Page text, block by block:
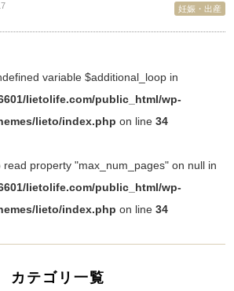
妊娠・出産
variable $additional_loop in
lietolife.com/public_html/wp-
lieto/index.php on line 34
read property "max_num_pages" on null in
lietolife.com/public_html/wp-
lieto/index.php on line 34
カテゴリ一覧